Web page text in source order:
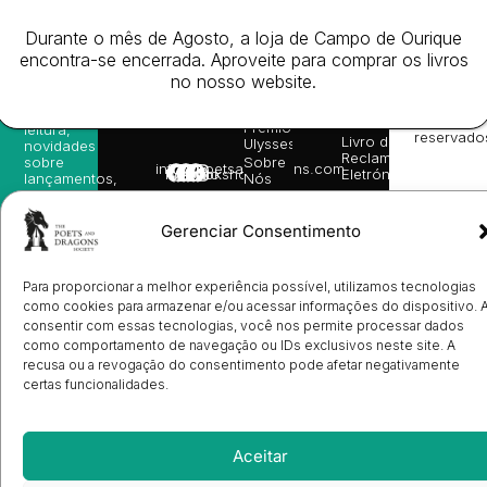
Gerenciar Consentimento
Para proporcionar a melhor experiência possível, utilizamos tecnologias
como cookies para armazenar e/ou acessar informações do dispositivo.
consentir com essas tecnologias, você nos permite processar dados
como comportamento de navegação ou IDs exclusivos neste site. A
recusa ou a revogação do consentimento pode afetar negativamente
certas funcionalidades.
Aceitar
info@poetsandragons.com
Infantil
Adulto
Bookshop
Books
in
English
Autores
Prémio
Ulysses
Sobre
Nós
Contactos
Manuscritos
Ilustradores
Registo
Livrarias
Política de
privacidade
Política
Livro de
Reclamações
Eletrónico
e
receba
as
leitura,
novidades
sobre
lançamentos,
vantagens
exclusivas
e
avisos
e-mail.
Subscrever
Labs
©
2026
Durante o mês de Agosto, a loja de Campo de Ourique
encontra-se encerrada. Aproveite para comprar os livros
no nosso website.